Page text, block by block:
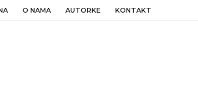
O NAMA AUTORKE KONTAKT